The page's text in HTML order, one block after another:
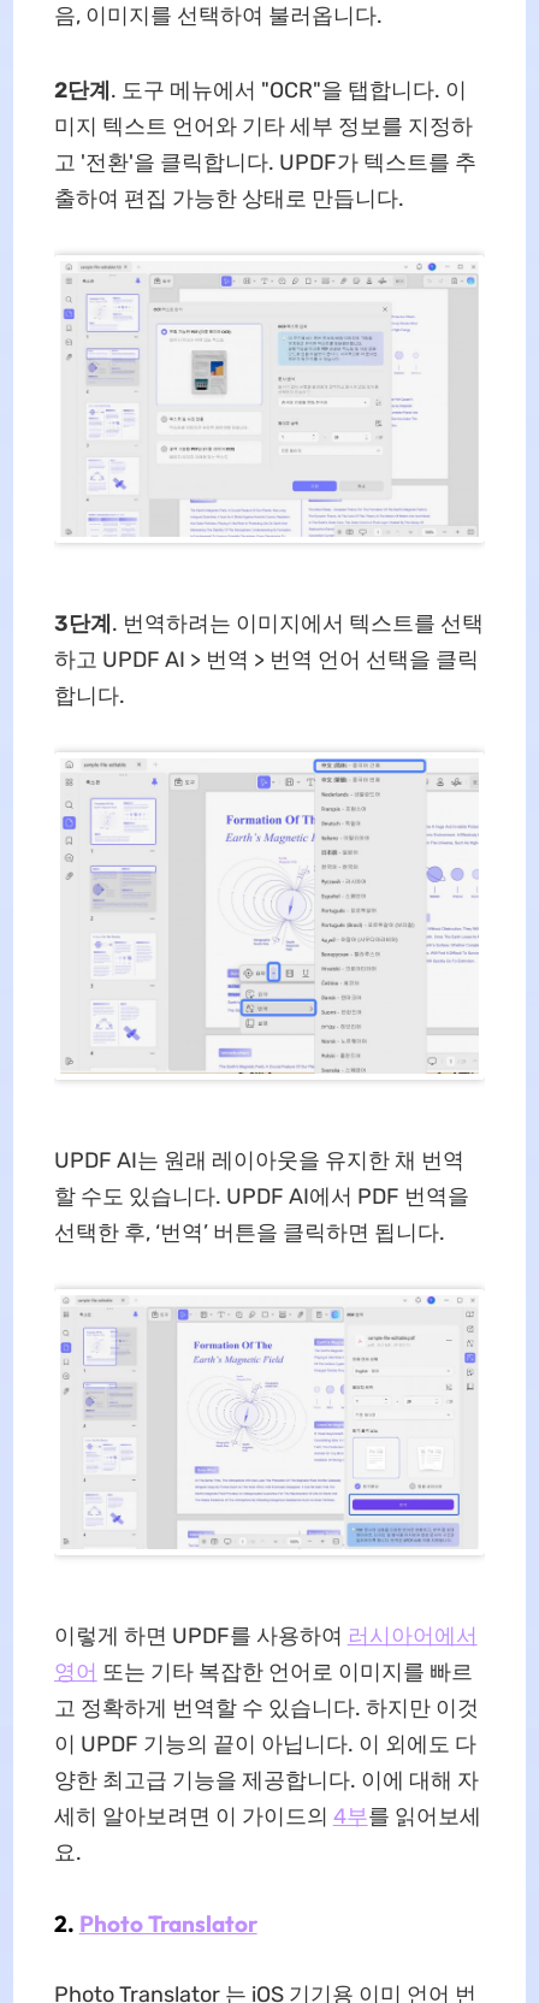
음, 이미지를 선택하여 불러옵니다.
2단계 . 도구 메뉴에서 "OCR"을 탭합니다. 이
미지 텍스트 언어와 기타 세부 정보를 지정하
고 '전환'을 클릭합니다. UPDF가 텍스트를 추
출하여 편집 가능한 상태로 만듭니다.
3단계 . 번역하려는 이미지에서 텍스트를 선택
하고 UPDF AI > 번역 > 번역 언어 선택을 클릭
합니다.
UPDF AI는 원래 레이아웃을 유지한 채 번역
할 수도 있습니다. UPDF AI에서 PDF 번역을
선택한 후, ‘번역’ 버튼을 클릭하면 됩니다.
이렇게 하면 UPDF를 사용하여 러시아어에서
영어 또는 기타 복잡한 언어로 이미지를 빠르
고 정확하게 번역할 수 있습니다. 하지만 이것
이 UPDF 기능의 끝이 아닙니다. 이 외에도 다
양한 최고급 기능을 제공합니다. 이에 대해 자
세히 알아보려면 이 가이드의 4부를 읽어보세
요.
2. Photo Translator
Photo Translator 는 iOS 기기용 이미 언어 번